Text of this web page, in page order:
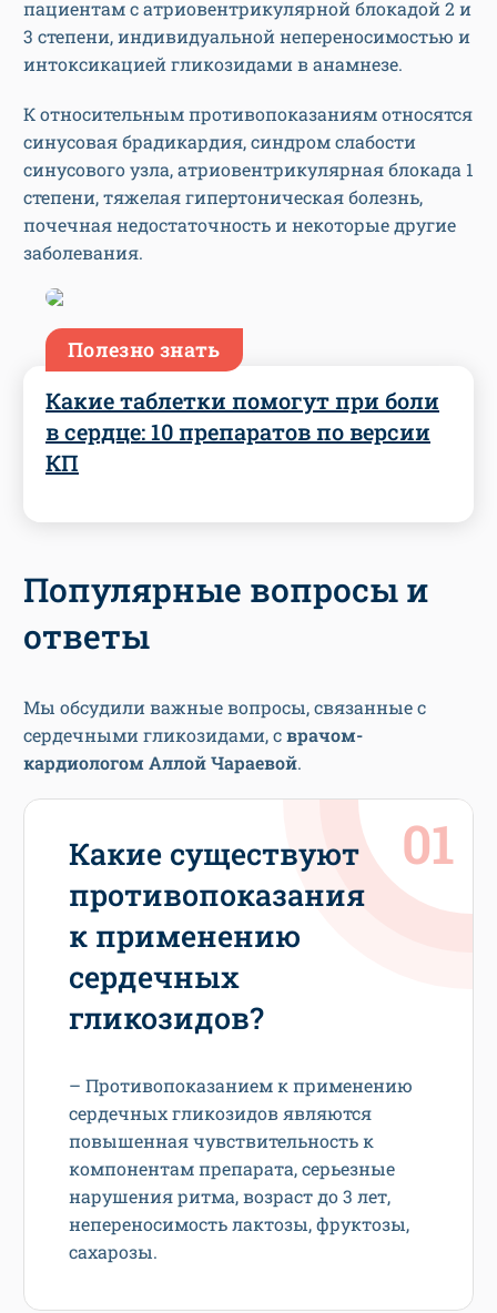
пациентам с атриовентрикулярной блокадой 2 и
3 степени, индивидуальной непереносимостью и
интоксикацией гликозидами в анамнезе.
К относительным противопоказаниям относятся
синусовая брадикардия, синдром слабости
синусового узла, атриовентрикулярная блокада 1
степени, тяжелая гипертоническая болезнь,
почечная недостаточность и некоторые другие
заболевания.
Полезно знать
Какие таблетки помогут при боли
в сердце: 10 препаратов по версии
КП
Популярные вопросы и
ответы
Мы обсудили важные вопросы, связанные с
сердечными гликозидами, сврачом-
кардиологом Аллой Чараевой.
Какие существуют
противопоказания
к применению
сердечных
гликозидов?
– Противопоказанием к применению
сердечных гликозидов являются
повышенная чувствительность к
компонентам препарата, серьезные
нарушения ритма, возраст до 3 лет,
непереносимость лактозы, фруктозы,
сахарозы.